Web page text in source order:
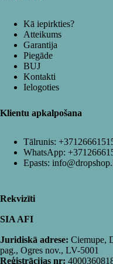
Kā iepirkties?
Atteikums
Garantija
Piegāde
BUJ
Kontakti
Ielogoties
Klientu apkalpošana
Tālrunis:
WhatsApp:
Epasts:
Rekvizīti
SIA AFI
Juridiskā adrese: Ciemupe,
pag., Ogres nov., LV-5001
Reģistrācijas nr: